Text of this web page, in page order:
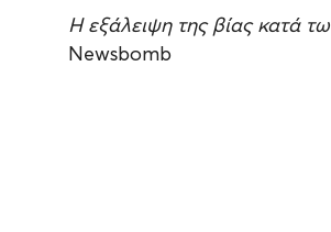
Η εξάλειψη της βίας κατά
Newsbomb